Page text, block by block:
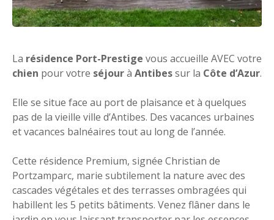
La résidence Port-Prestige vous accueille AVEC votre
chien pour votre séjourà Antibessur la Côte d’Azur.
Elle se situe face au port de plaisance et à quelques
pas de la vieille ville d’Antibes. Des vacances urbaines
et vacances balnéaires tout au long de l’année.
Cette résidence Premium, signée Christian de
Portzamparc, marie subtilement la nature avec des
cascades végétales et des terrasses ombragées qui
habillent les 5 petits bâtiments. Venez flâner dans le